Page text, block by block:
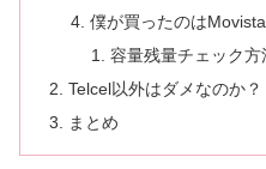
僕が買ったのは
容量残量チェック方
Telcel以外はダメなのか？
まとめ